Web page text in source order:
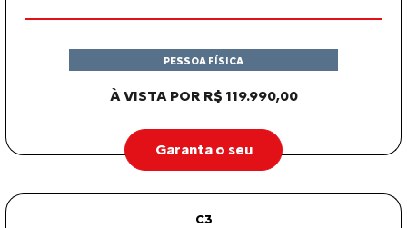
À VISTA POR R$ 119.990,00
PESSOA FÍSICA
Garanta o seu
C3